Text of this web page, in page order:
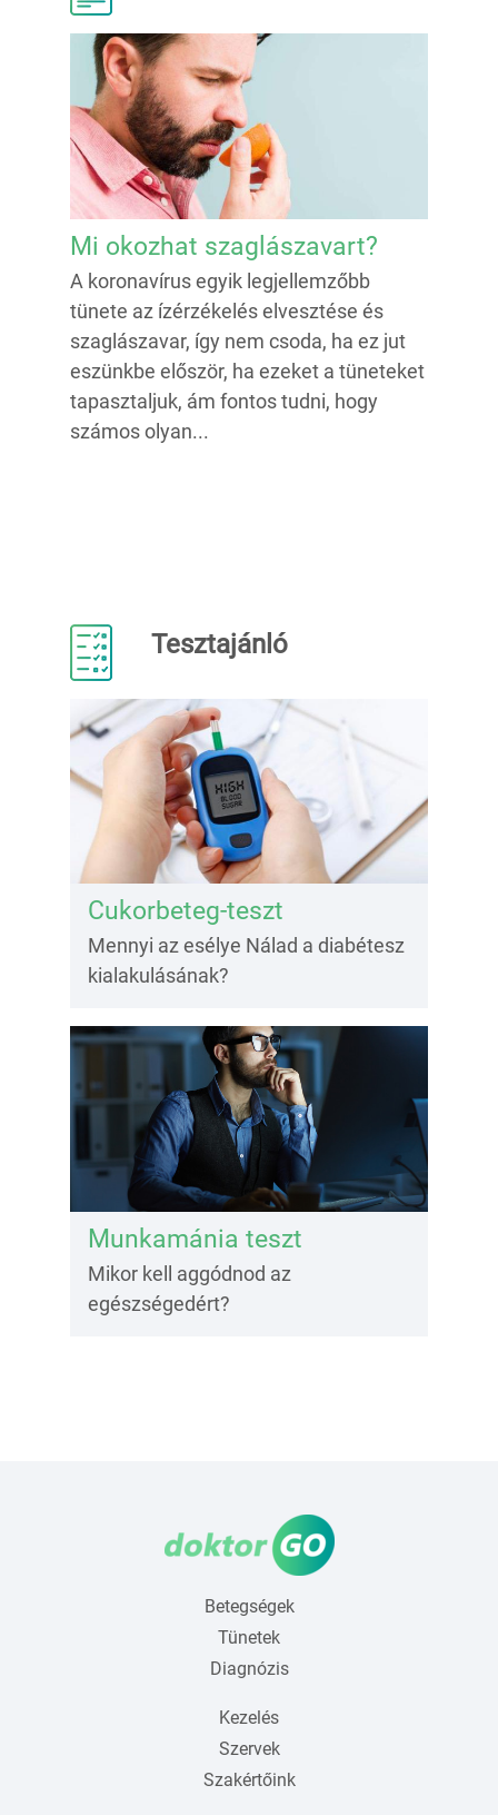
Mi okozhat szaglászavart?
A koronavírus egyik legjellemzőbb
tünete az ízérzékelés elvesztése és
szaglászavar, így nem csoda, ha ez jut
eszünkbe először, ha ezeket a tüneteket
tapasztaljuk, ám fontos tudni, hogy
számos olyan...
Tesztajánló
Cukorbeteg-teszt
Mennyi az esélye Nálad a diabétesz
kialakulásának?
Munkamánia teszt
Mikor kell aggódnod az
egészségedért?
Betegségek
Tünetek
Diagnózis
Kezelés
Szervek
Szakértőink